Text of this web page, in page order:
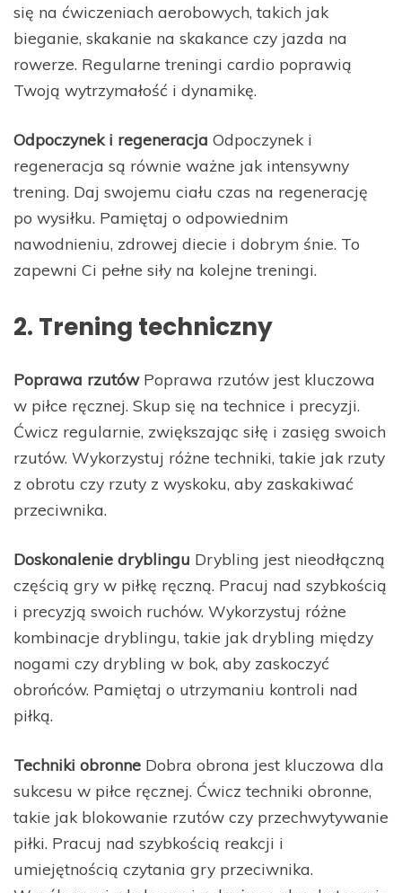
się na ćwiczeniach aerobowych, takich jak
bieganie, skakanie na skakance czy jazda na
rowerze. Regularne treningi cardio poprawią
Twoją wytrzymałość i dynamikę.
Odpoczynek i regeneracja Odpoczynek i
regeneracja są równie ważne jak intensywny
trening. Daj swojemu ciału czas na regenerację
po wysiłku. Pamiętaj o odpowiednim
nawodnieniu, zdrowej diecie i dobrym śnie. To
zapewni Ci pełne siły na kolejne treningi.
2. Trening techniczny
Poprawa rzutówPoprawa rzutów jest kluczowa
w piłce ręcznej. Skup się na technice i precyzji.
Ćwicz regularnie, zwiększając siłę i zasięg swoich
rzutów. Wykorzystuj różne techniki, takie jak rzuty
z obrotu czy rzuty z wyskoku, aby zaskakiwać
przeciwnika.
Doskonalenie dryblingu Drybling jest nieodłączną
częścią gry w piłkę ręczną. Pracuj nad szybkością
i precyzją swoich ruchów. Wykorzystuj różne
kombinacje dryblingu, takie jak drybling między
nogami czy drybling w bok, aby zaskoczyć
obrońców. Pamiętaj o utrzymaniu kontroli nad
piłką.
Techniki obronne Dobra obrona jest kluczowa dla
sukcesu w piłce ręcznej. Ćwicz techniki obronne,
takie jak blokowanie rzutów czy przechwytywanie
piłki. Pracuj nad szybkością reakcji i
umiejętnością czytania gry przeciwnika.